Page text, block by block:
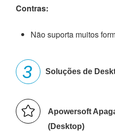
Contras:
Não suporta muitos
Soluções de
Apowersoft
(Desktop)